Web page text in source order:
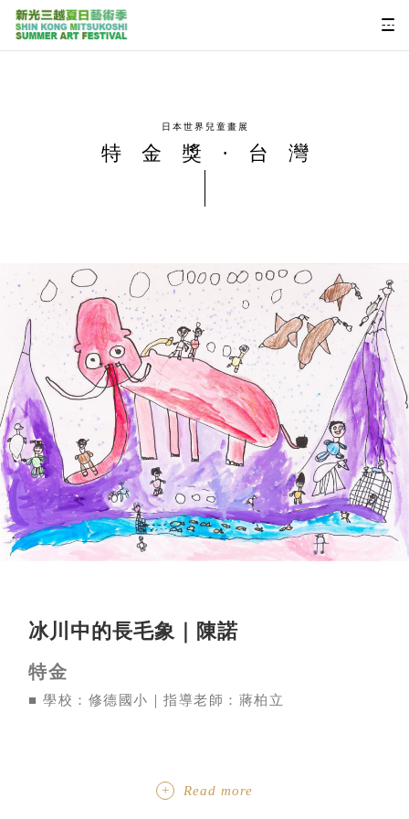
日本世界兒童畫展
特金獎·台灣
冰川中的長毛象｜陳諾
特金
■ 學校：修德國小｜指導老師：蔣柏立
Read more